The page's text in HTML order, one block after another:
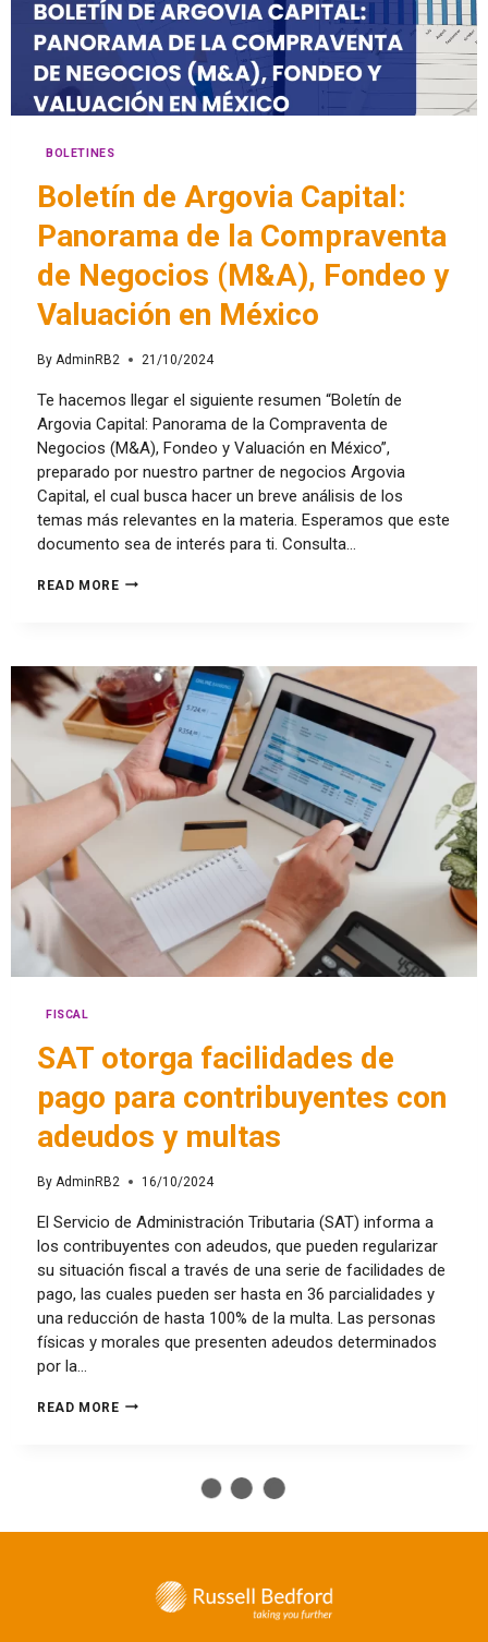
BOLETINES
Boletín de Argovia Capital:
Panorama de la Compraventa
de Negocios (M&A), Fondeo y
Valuación en México
By AdminRB2 21/10/2024
Te hacemos llegar el siguiente resumen “Boletín de
Argovia Capital: Panorama de la Compraventa de
Negocios (M&A), Fondeo y Valuación en México”,
preparado por nuestro partner de negocios Argovia
Capital, el cual busca hacer un breve análisis de los
temas más relevantes en la materia. Esperamos que este
documento sea de interés para ti. Consulta…
READ MORE
FISCAL
SAT otorga facilidades de
pago para contribuyentes con
adeudos y multas
By AdminRB2 16/10/2024
El Servicio de Administración Tributaria (SAT) informa a
los contribuyentes con adeudos, que pueden regularizar
su situación fiscal a través de una serie de facilidades de
pago, las cuales pueden ser hasta en 36 parcialidades y
una reducción de hasta 100% de la multa. Las personas
físicas y morales que presenten adeudos determinados
por la…
READ MORE